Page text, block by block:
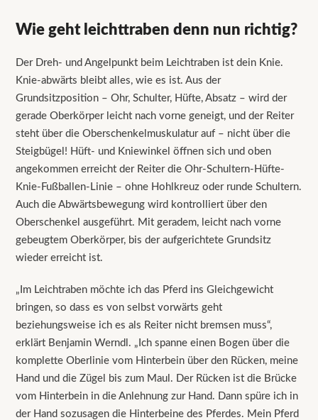
Wie geht leichttraben denn nun richtig?
Der Dreh- und Angelpunkt beim Leichtraben ist dein Knie.
Knie-abwärts bleibt alles, wie es ist. Aus der
Grundsitzposition – Ohr, Schulter, Hüfte, Absatz – wird der
gerade Oberkörper leicht nach vorne geneigt, und der Reiter
steht über die Oberschenkelmuskulatur auf – nicht über die
Steigbügel! Hüft- und Kniewinkel öffnen sich und oben
angekommen erreicht der Reiter die Ohr-Schultern-Hüfte-
Knie-Fußballen-Linie – ohne Hohlkreuz oder runde Schultern.
Auch die Abwärtsbewegung wird kontrolliert über den
Oberschenkel ausgeführt. Mit geradem, leicht nach vorne
gebeugtem Oberkörper, bis der aufgerichtete Grundsitz
wieder erreicht ist.
„Im Leichtraben möchte ich das Pferd ins Gleichgewicht
bringen, so dass es von selbst vorwärts geht
beziehungsweise ich es als Reiter nicht bremsen muss“,
erklärt Benjamin Werndl. „Ich spanne einen Bogen über die
komplette Oberlinie vom Hinterbein über den Rücken, meine
Hand und die Zügel bis zum Maul. Der Rücken ist die Brücke
vom Hinterbein in die Anlehnung zur Hand. Dann spüre ich in
der Hand sozusagen die Hinterbeine des Pferdes. Mein Pferd